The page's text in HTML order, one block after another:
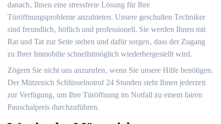
danach‚ Ihnen eine stressfreie Lösung für Ihre
Türöffnungsprobleme anzubieten.​ Unsere geschulten Techniker
sind freundlich‚ höflich und professionell. Sie werden Ihnen mit
Rat und Tat zur Seite stehen und dafür sorgen‚ dass der Zugang
zu Ihrer Immobilie schnellstmöglich wiederhergestellt wird.
Zögern Sie nicht uns anzurufen‚ wenn Sie unsere Hilfe benötigen.​
Der Mützenich Schlüsselnotruf 24 Stunden steht Ihnen jederzeit
zur Verfügung‚ um Ihre Türöffnung im Notfall zu einem fairen
Pauschalpreis durchzuführen.​